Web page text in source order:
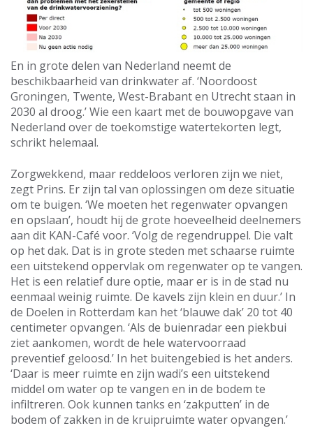
En in grote delen van Nederland neemt de
beschikbaarheid van drinkwater af. ‘Noordoost
Groningen, Twente, West-Brabant en Utrecht staan in
2030 al droog.’ Wie een kaart met de bouwopgave van
Nederland over de toekomstige watertekorten legt,
schrikt helemaal.
Zorgwekkend, maar reddeloos verloren zijn we niet,
zegt Prins. Er zijn tal van oplossingen om deze situatie
om te buigen. ‘We moeten het regenwater opvangen
en opslaan’, houdt hij de grote hoeveelheid deelnemers
aan dit KAN-Café voor. ‘Volg de regendruppel. Die valt
op het dak. Dat is in grote steden met schaarse ruimte
een uitstekend oppervlak om regenwater op te vangen.
Het is een relatief dure optie, maar er is in de stad nu
eenmaal weinig ruimte. De kavels zijn klein en duur.’ In
de Doelen in Rotterdam kan het ‘blauwe dak’ 20 tot 40
centimeter opvangen. ‘Als de buienradar een piekbui
ziet aankomen, wordt de hele watervoorraad
preventief geloosd.’ In het buitengebied is het anders.
‘Daar is meer ruimte en zijn wadi’s een uitstekend
middel om water op te vangen en in de bodem te
infiltreren. Ook kunnen tanks en ‘zakputten’ in de
bodem of zakken in de kruipruimte water opvangen.’